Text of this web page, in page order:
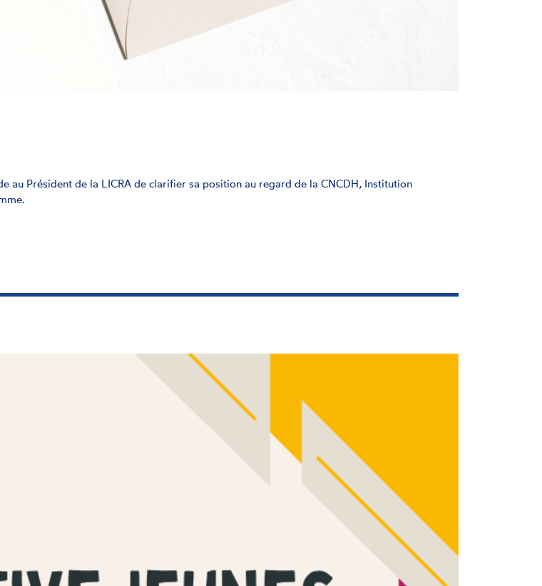
au Président de la LICRA de clarifier sa position au regard de la CNCDH, Institution